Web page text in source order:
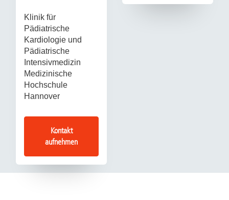
Klinik für
Pädiatrische
Kardiologie und
Pädiatrische
Intensivmedizin
Medizinische
Hochschule
Hannover
Kontakt
aufnehmen